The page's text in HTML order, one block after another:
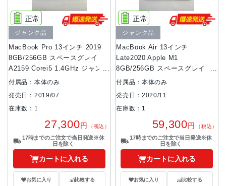
MacBook Pro 13インチ 2019
8GB/256GB スペースグレイ
A2159 Corei5 1.4GHz ジャンク
品
正常
ジャンク品
付属品：本体のみ
発売日：2019/07
在庫数：1
27,300円 （税込）
17時までのご注文で当日発送※休
日を除く
カートに入れる
お気に入り 比較する
MacBook Air 13インチ
Late2020 Apple M1
8GB/256GB スペースグレイ
MGN63J/A ジャンク品
正常
ジャンク品
付属品：本体のみ
発売日：2020/11
在庫数：1
59,300円 （税込）
17時までのご注文で当日発送※休
日を除く
カートに入れる
お気に入り 比較する